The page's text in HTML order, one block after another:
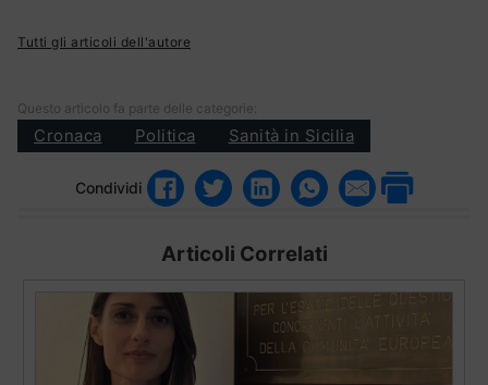
Tutti gli articoli dell'autore
Questo articolo fa parte delle categorie:
Cronaca Politica Sanità in Sicilia
Condividi
Articoli Correlati